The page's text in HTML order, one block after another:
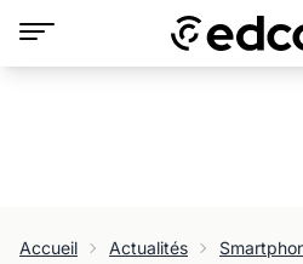
Accueil Actualités